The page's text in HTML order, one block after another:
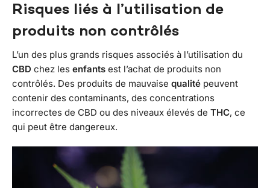
Risques liés à l’utilisation de
produits non contrôlés
L’un des plus grands risques associés à l’utilisation du
CBD chez les enfants est l’achat de produits non
contrôlés. Des produits de mauvaise qualité peuvent
contenir des contaminants, des concentrations
incorrectes de CBD ou des niveaux élevés de THC, ce
qui peut être dangereux.